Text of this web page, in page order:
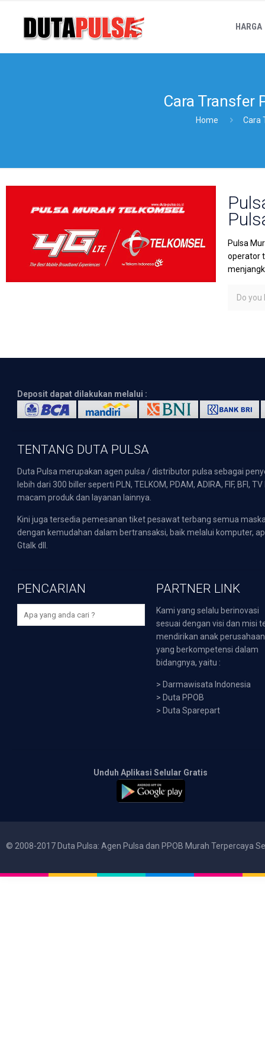
HARGA
Cara Transfer
Home Cara
Pulsa
operator
Do you
Deposit dapat dilakukan melalui :
TENTANG DUTA PULSA
Duta Pulsa merupakan agen pulsa / distributor pulsa sebagai
lebih dari 300 biller seperti PLN, TELKOM, PDAM, ADIRA, FIF,
macam produk dan layanan lainnya.
Kini juga tersedia pemesanan tiket pesawat terbang semua
dengan kemudahan dalam bertransaksi, baik melalui komputer,
Gtalk dll.
PENCARIAN PARTNER LINK
Kami yang selalu berinovasi
sesuai dengan visi dan misi
mendirikan anak perusahaan
yang berkompetensi dalam
bidangnya, yaitu :
> Darmawisata Indonesia
> Duta PPOB
> Duta Sparepart
Unduh Aplikasi Selular Gratis
© 2008-2017 Duta Pulsa: Agen Pulsa dan PPOB Murah Terpercaya